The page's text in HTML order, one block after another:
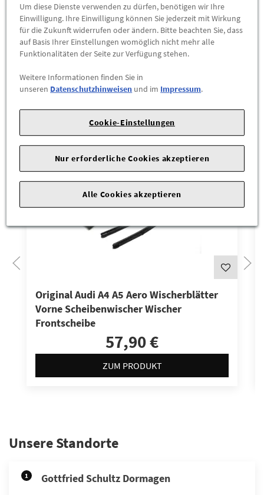
Das könnte Sie interessieren
Wird auch oft von Kunden gekauft
Original Audi A4 A5 Aero Wischerblätter
Vorne Scheibenwischer Wischer
Frontscheibe
57,90 €
ZUM PRODUKT
Unsere Standorte
1 Gottfried Schultz Dormagen
Um diese Dienste verwenden zu dürfen, benötigen wir Ihre
Einwilligung. Ihre Einwilligung können Sie jederzeit mit Wirkung
für die Zukunft widerrufen oder ändern. Bitte beachten Sie, dass
auf Basis Ihrer Einstellungen womöglich nicht mehr alle
Funktionalitäten der Seite zur Verfügung stehen.
Weitere Informationen finden Sie in
unseren Datenschutzhinweisen und im Impressum.
Cookie-Einstellungen
Nur erforderliche Cookies akzeptieren
Alle Cookies akzeptieren